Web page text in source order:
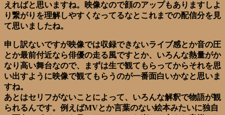
えればと思いますね。映像なので顔のアップもありますしよ
り繋がりを理解しやすくなってるなとこれまでの配信分を見
て思いましたね。
申し訳ないですが映像では収録できないライブ感とか音の圧
とか最前付近なら俳優の走る風ですとか、いろんな熱量がか
なり高い舞台なので、まずは生で観てもらってからそれを思
い出すように映像で観てもらうのが一番面白いかなと思いま
すね。
あとはセリフがないことによって、いろんな解釈で物語が観
られるんです。例えばMVとか言葉のない絵本みたいに独自